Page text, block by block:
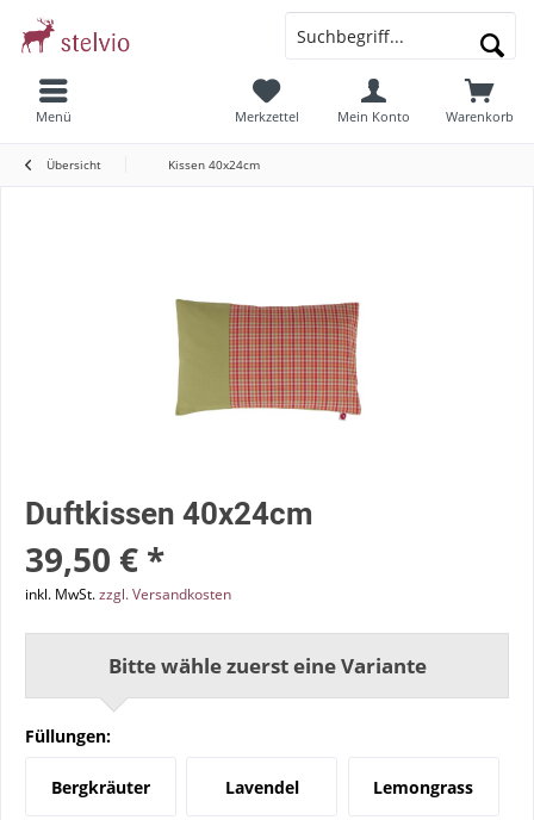
Menü Warenkorb
Merkzettel Mein Konto
Übersicht Kissen 40x24cm
Duftkissen 40x24cm
39,50 € *
inkl. MwSt.zzgl. Versandkosten
Bitte wähle zuerst eine Variante
Füllungen:
Bergkräuter Lavendel Lemongrass